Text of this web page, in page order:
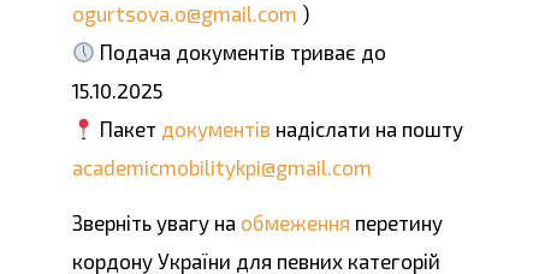
ogurtsova.o@gmail.com )
Подача документів триває до
15.10.2025
Пакет документів надіслати на пошту
academicmobilitykpi@gmail.com
Зверніть увагу на обмеження перетину
кордону України для певних категорій